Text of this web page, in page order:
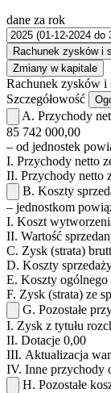
dane za rok
Rachunek zysków i
Zmiany w kapitale
Rachunek zysków i
Szczegółowość
A. Przychody
85 742 000,00
– od jednostek
I. Przychody netto
II. Przychody netto
B. Koszty
– jednostkom
I. Koszt
II. Wartość
C. Zysk (strata)
D. Koszty
E. Koszty ogólnego
F. Zysk (strata) ze
G. Pozostałe
I. Zysk z tytułu
II. Dotacje 0,00
III. Aktualizacja
IV. Inne przychody
H. Pozostałe